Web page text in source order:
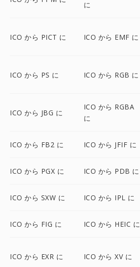
に
ICO から PICT に ICO から EMF に
ICO から PS に ICO から RGB に
ICO から JBG に
ICO から RGBA
に
ICO から FB2 に ICO から JFIF に
ICO から PGX に ICO から PDB に
ICO から SXW に ICO から IPL に
ICO から FIG に ICO から HEIC に
ICO から EXR に ICO から XV に